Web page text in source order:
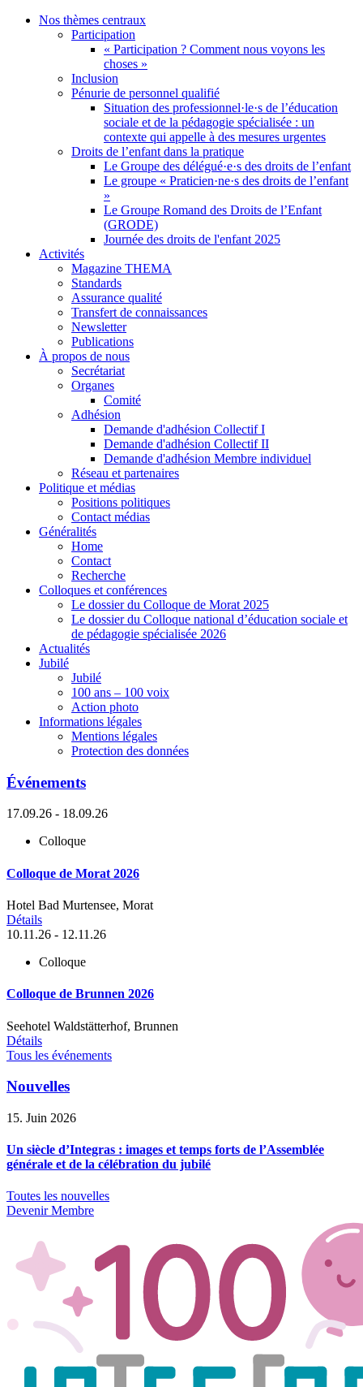
Nos thèmes centraux
Participation
« Participation ? Comment nous voyons les
choses »
Inclusion
Pénurie de personnel qualifié
Situation des professionnel·le·s de l’éducation
sociale et de la pédagogie spécialisée : un
contexte qui appelle à des mesures urgentes
Droits de l’enfant dans la pratique
Le Groupe des délégué·e·s des droits de l’enfant
Le groupe « Praticien·ne·s des droits de l’enfant
»
Le Groupe Romand des Droits de l’Enfant
(GRODE)
Journée des droits de l'enfant 2025
Activités
Magazine THEMA
Standards
Assurance qualité
Transfert de connaissances
Newsletter
Publications
À propos de nous
Secrétariat
Organes
Comité
Adhésion
Demande d'adhésion Collectif I
Demande d'adhésion Collectif II
Demande d'adhésion Membre individuel
Réseau et partenaires
Politique et médias
Positions politiques
Contact médias
Généralités
Home
Contact
Recherche
Colloques et conférences
Le dossier du Colloque de Morat 2025
Le dossier du Colloque national d’éducation sociale et
de pédagogie spécialisée 2026
Actualités
Jubilé
Jubilé
100 ans – 100 voix
Action photo
Informations légales
Mentions légales
Protection des données
Événements
17.09.26 - 18.09.26
Colloque
Colloque de Morat 2026
Hotel Bad Murtensee, Morat
Détails
10.11.26 - 12.11.26
Colloque
Colloque de Brunnen 2026
Seehotel Waldstätterhof, Brunnen
Détails
Tous les événements
Nouvelles
15. Juin 2026
Un siècle d’Integras : images et temps forts de l’Assemblée
générale et de la célébration du jubilé
Toutes les nouvelles
Devenir Membre